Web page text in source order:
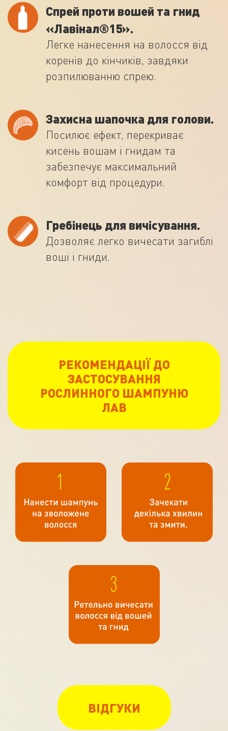
Спрей проти вошей та гнид
«Лавінал®15».
Легке нанесення на волосся від
коренів до кінчиків, завдяки
розпилюванню спрею.
Захисна шапочка для голови.
Посилює ефект, перекриває
кисень вошам і гнидам та
забезпечує максимальний
комфорт від процедури.
Гребінець для вичісування.
Дозволяє легко вичесати загиблі
воші і гниди.
РЕКОМЕНДАЦІЇ ДО
ЗАСТОСУВАННЯ
РОСЛИННОГО ШАМПУНЮ
ЛАВ
ВІДГУКИ